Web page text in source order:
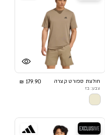
חולצת ספורט קצרה 179.90 ₪
צבע: בז
בלעדי